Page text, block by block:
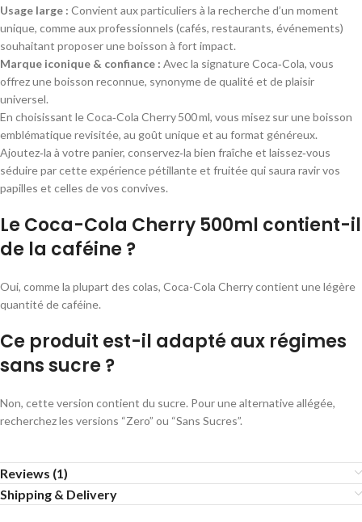
Usage large : Convient aux particuliers à la recherche d’un moment
unique, comme aux professionnels (cafés, restaurants, événements)
souhaitant proposer une boisson à fort impact.
Marque iconique & confiance : Avec la signature Coca‑Cola, vous
offrez une boisson reconnue, synonyme de qualité et de plaisir
universel.
En choisissant le Coca‑Cola Cherry 500 ml, vous misez sur une boisson
emblématique revisitée, au goût unique et au format généreux.
Ajoutez‑la à votre panier, conservez‑la bien fraîche et laissez‑vous
séduire par cette expérience pétillante et fruitée qui saura ravir vos
papilles et celles de vos convives.
Le Coca-Cola Cherry 500ml contient-il
de la caféine ?
Oui, comme la plupart des colas, Coca-Cola Cherry contient une légère
quantité de caféine.
Ce produit est-il adapté aux régimes
sans sucre ?
Non, cette version contient du sucre. Pour une alternative allégée,
recherchez les versions “Zero” ou “Sans Sucres”.
Reviews (1)
Shipping & Delivery